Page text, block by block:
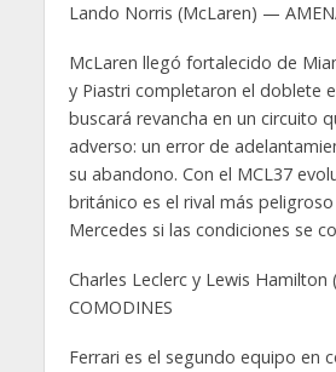
Lando Norris (McLaren) —
McLaren llegó fortalecido de
y Piastri completaron el doblete
buscará revancha en un circuito
adverso: un error de
su abandono. Con el MCL37
británico es el rival más
Mercedes si las condiciones se
Charles Leclerc y Lewis
COMODINES
Ferrari es el segundo equipo en